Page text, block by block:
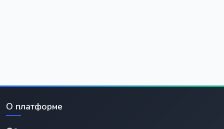
О платформе